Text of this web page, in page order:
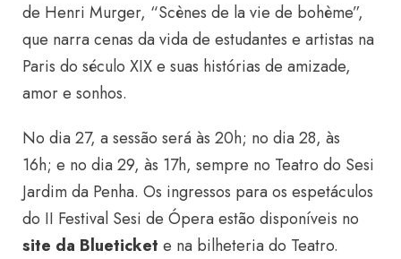
de Henri Murger, “Scènes de la vie de bohème”,
que narracenas da vida de estudantes e artistas na
Paris do século XIX e suas histórias de amizade,
amor e sonhos.
No dia 27, a sessão será às 20h; no dia 28, às
16h; e no dia 29, às 17h, sempre no Teatro do Sesi
Jardim da Penha. Os ingressos para os espetáculos
do II Festival Sesi de Ópera estão disponíveis no
site da Blueticket e na bilheteria do Teatro.